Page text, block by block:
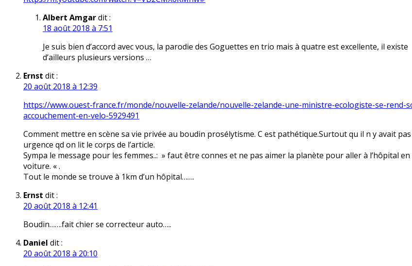
Albert Amgardit :
18 août 2018 à 7:51
Je suis bien d’accord avec vous, la parodie des Goguettes en trio mais à quatre est excellente, il existe
d’ailleurs plusieurs versions …
Ernst dit :
20 août 2018 à 12:39
https://www.ouest-france.fr/monde/nouvelle-zelande/nouvelle-zelande-une-ministre-ecologiste-se-rend-
accouchement-en-velo-5929491
Comment mettre en scène sa vie privée au boudin prosélytisme. C est pathétique.Surtout qu il n y avait pas
urgence qd on lit le corps de l’article.
Sympa le message pour les femmes..: » faut être connes et ne pas aimer la planète pour aller à l’hôpital en
voiture. « .
Tout le monde se trouve à 1km d’un hôpital…….
Ernst dit :
20 août 2018 à 12:41
Boudin…….fait chier se correcteur auto…..
Daniel dit :
20 août 2018 à 20:10